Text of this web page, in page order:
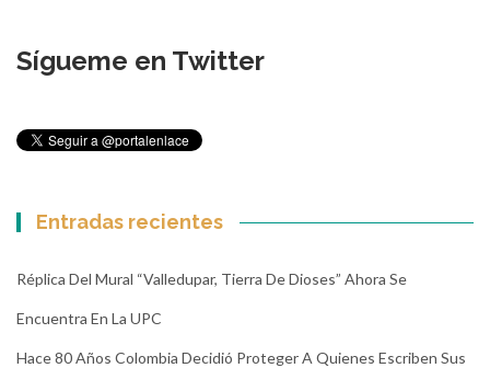
Sígueme en Twitter
Entradas recientes
Réplica Del Mural “Valledupar, Tierra De Dioses” Ahora Se
Encuentra En La UPC
Hace 80 Años Colombia Decidió Proteger A Quienes Escriben Sus